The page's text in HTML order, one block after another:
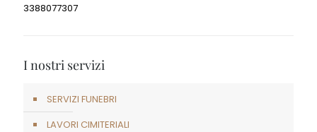
3388077307
I nostri servizi
SERVIZI FUNEBRI
LAVORI CIMITERIALI